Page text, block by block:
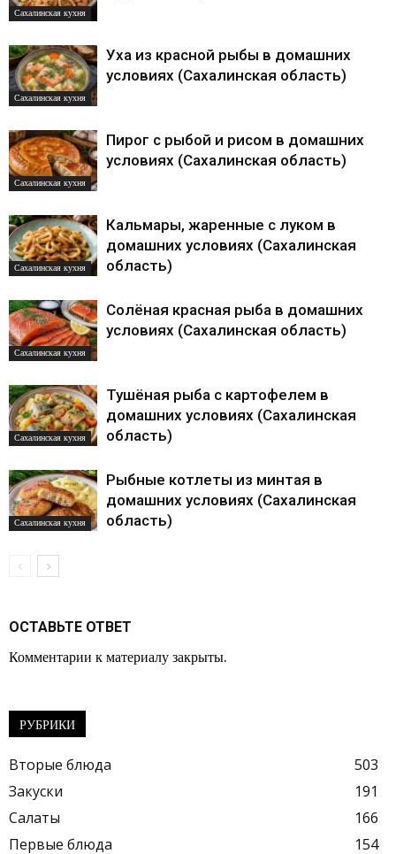
Сахалинская кухня
Сахалинская кухня
Уха из красной рыбы в домашних
условиях (Сахалинская область)
Сахалинская кухня
Пирог с рыбой и рисом в домашних
условиях (Сахалинская область)
Сахалинская кухня
Кальмары, жаренные с луком в
домашних условиях (Сахалинская
область)
Сахалинская кухня
Солёная красная рыба в домашних
условиях (Сахалинская область)
Сахалинская кухня
Тушёная рыба с картофелем в
домашних условиях (Сахалинская
область)
Сахалинская кухня
Рыбные котлеты из минтая в
домашних условиях (Сахалинская
область)
ОСТАВЬТЕ ОТВЕТ
Комментарии к материалу закрыты.
РУБРИКИ
Вторые блюда
503
Закуски
191
Салаты
166
Первые блюда
154